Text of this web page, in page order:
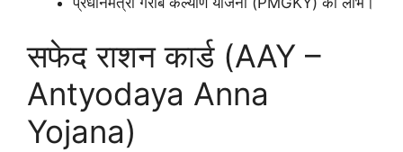
सफेद राशन कार्ड (AAY –
Antyodaya Anna
Yojana)